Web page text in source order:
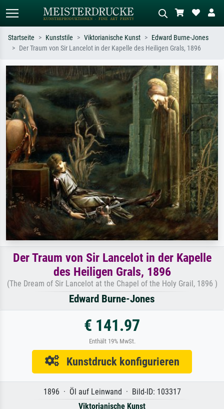
Suchen Sie nach Künstlern, Werktiteln
oder Stilen – z.B. Monet,
Sternennacht, Impressionismus, Welle
Hokusai, Akt.
Beschreiben Sie die Szene – z.B. Grüne
Wiese, Abstrakt mit viel Rot, Dunkles
Ölgemälde, Stehender Akt neben einem
Baum.
Startseite Kunststile Viktorianische Kunst
Edward Burne-Jones
Der Traum von Sir Lancelot in der Kapelle des Heiligen Grals, 1896
Der Traum von Sir Lancelot in der Kapelle
des Heiligen Grals, 1896
(The Dream of Sir Lancelot at the Chapel of the Holy Grail, 1896 )
Edward Burne-Jones
€ 141.97
Enthält 19% MwSt.
Kunstdruck konfigurieren
1896 · Öl auf Leinwand · Bild-ID: 103317
Viktorianische Kunst